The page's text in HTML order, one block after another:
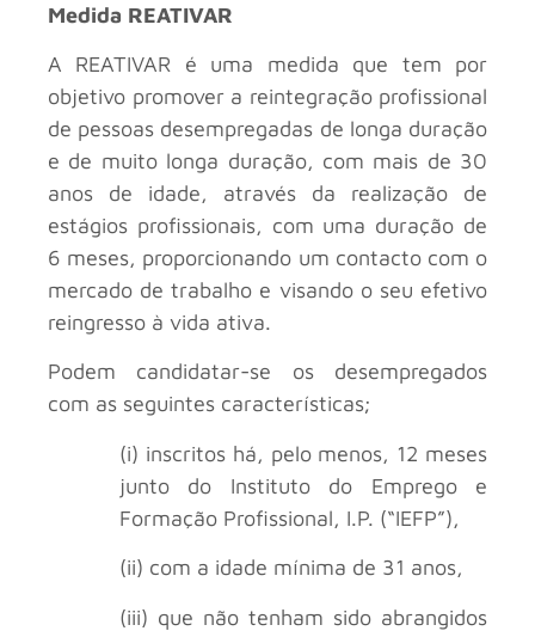
Medida REATIVAR
A REATIVAR é uma medida que tem por
objetivo promover a reintegração profissional
de pessoas desempregadas de longa duração
e de muito longa duração, com mais de 30
anos de idade, através da realização de
estágios profissionais, com uma duração de
6 meses, proporcionando um contacto com o
mercado de trabalho e visando o seu efetivo
reingresso à vida ativa.
Podem candidatar-se os desempregados
com as seguintes características;
(i) inscritos há, pelo menos, 12 meses
junto do Instituto do Emprego e
Formação Profissional, I.P. (“IEFP”),
(ii) com a idade mínima de 31 anos,
(iii) que não tenham sido abrangidos